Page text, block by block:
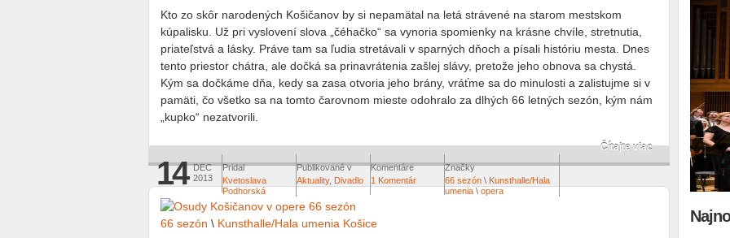
Sándor Márai
Kto zo skôr narodených Košičanov by si nepamätal na letá strávené na starom mestskom
kúpalisku. Už pri vyslovení slova „čéhačko“ sa vynoria spomienky na krásne chvíle, stretnutia,
priateľstvá a lásky. Práve tam sa ľudia stretávali v sparných dňoch a písali históriu mesta. Dnes
tento priestor chátra, ale dočká sa prinavrátenia zašlej slávy, pretože jeho obnova sa chystá.
Kým sa dočkáme dňa, kedy sa zasa otvoria jeho brány, vráťme sa do minulosti a zalistujme si v
pamäti, čo všetko sa na tomto čarovnom mieste odohralo za dlhých 66 letných sezón, kým nám
„kupko“ nezatvorili.
14 DEC
2013
Pridal
Kvetoslava
Podhorská
Publikované v
Aktuality, Divadlo
Komentáre
1 Komentár
Značky
66 sezón \ Kunsthalle/Hala
umenia \ opera
Čítajte viac
66 sezón \ Kunsthalle/Hala umenia Košice